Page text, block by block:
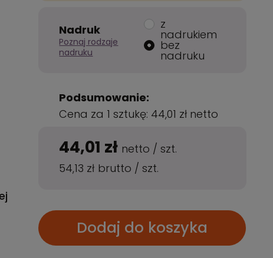
Nadruk
Poznaj rodzaje
nadruku
z
nadrukiem
bez
nadruku
Podsumowanie:
Cena za 1 sztukę: 44,01 zł netto
44,01 zł netto /szt.
54,13 zł brutto /szt.
Dodaj do koszyka